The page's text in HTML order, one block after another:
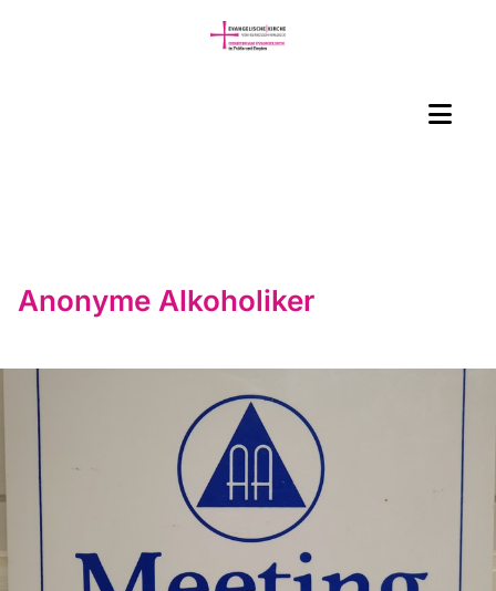
Anonyme Alkoholiker